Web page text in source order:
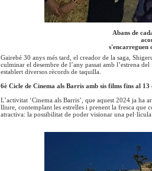
Abans de
s'encarreguen
Gairebé 30 anys més tard, el creador de la saga,
culminar el desembre de l’any passat amb l’estrena
establert diversos rècords de taquilla.
6è Cicle de Cinema als Barris amb sis films fins al 13
L’activitat ‘Cinema als Barris’, que aquest 2024 ja ha
lliure, contemplant les estrelles i prenent la fresca que
atractiva: la possibilitat de poder visionar una